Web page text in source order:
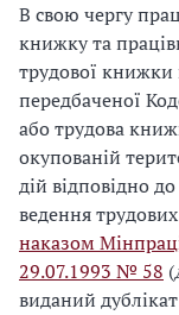
В свою чергу
книжку та
трудової книжки
передбаченої
або трудова
окупованій
дій відповідно
ведення
наказом
29.07.1993 № 58 (
виданий